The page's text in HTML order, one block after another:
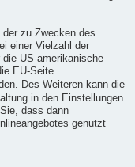
zu Zwecken des
einer Vielzahl der
US-amerikanische
EU-Seite
Des Weiteren kann die
in den Einstellungen
dass dann
genutzt